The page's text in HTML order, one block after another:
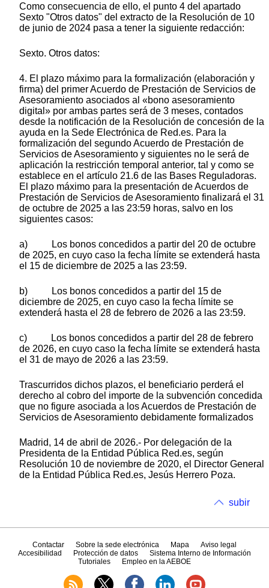
Como consecuencia de ello, el punto 4 del apartado
Sexto "Otros datos" del extracto de la Resolución de 10
de junio de 2024 pasa a tener la siguiente redacción:
Sexto. Otros datos:
4. El plazo máximo para la formalización (elaboración y
firma) del primer Acuerdo de Prestación de Servicios de
Asesoramiento asociados al «bono asesoramiento
digital» por ambas partes será de 3 meses, contados
desde la notificación de la Resolución de concesión de la
ayuda en la Sede Electrónica de Red.es. Para la
formalización del segundo Acuerdo de Prestación de
Servicios de Asesoramiento y siguientes no le será de
aplicación la restricción temporal anterior, tal y como se
establece en el artículo 21.6 de las Bases Reguladoras.
El plazo máximo para la presentación de Acuerdos de
Prestación de Servicios de Asesoramiento finalizará el 31
de octubre de 2025 a las 23:59 horas, salvo en los
siguientes casos:
a) Los bonos concedidos a partir del 20 de octubre
de 2025, en cuyo caso la fecha límite se extenderá hasta
el 15 de diciembre de 2025 a las 23:59.
b) Los bonos concedidos a partir del 15 de
diciembre de 2025, en cuyo caso la fecha límite se
extenderá hasta el 28 de febrero de 2026 a las 23:59.
c) Los bonos concedidos a partir del 28 de febrero
de 2026, en cuyo caso la fecha límite se extenderá hasta
el 31 de mayo de 2026 a las 23:59.
Trascurridos dichos plazos, el beneficiario perderá el
derecho al cobro del importe de la subvención concedida
que no figure asociada a los Acuerdos de Prestación de
Servicios de Asesoramiento debidamente formalizados
Madrid, 14 de abril de 2026.- Por delegación de la
Presidenta de la Entidad Pública Red.es, según
Resolución 10 de noviembre de 2020, el Director General
de la Entidad Pública Red.es, Jesús Herrero Poza.
subir
Contactar Sobre la sede electrónica Mapa
Aviso legal
Accesibilidad
Protección de datos
Sistema Interno de Información
Tutoriales
Empleo en la AEBOE